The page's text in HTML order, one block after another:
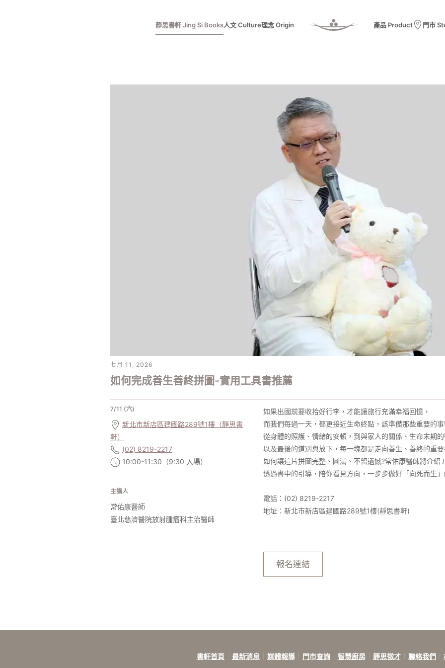
靜思書軒 Jing Si Books人文 Culture理念 Origin 產品 Product 門市
七月 11, 2026
如何完成善生善終拼圖-實用工具書推薦
7/11 (六)
新北市新店區建國路289號1樓（靜思書
軒）
(02) 8219-2217
10:00-11:30（9:30 入場）
主講人
常佑康醫師
臺北慈濟醫院放射腫瘤科主治醫師
如果出國前要收拾好行李，才能讓旅行充滿幸福回憶，
而我們每過一天，都更接近生命終點，該準備那些重要的
從身體的照護、情緒的安頓，到與家人的關係、生命末期的
以及最後的道別與放下，每一塊都是走向善生、善終的重要
如何讓這片拼圖完整、圓滿、不留遺憾?常佑康醫師將介紹
透過書中的引導，陪你看見方向，一步步做好「向死而生」
電話：(02) 8219-2217
地址：新北市新店區建國路289號1樓(靜思書軒)
報名連結
書軒首頁 最新消息 媒體報導 門市查詢 智慧廚房 靜思徵才 聯絡我們